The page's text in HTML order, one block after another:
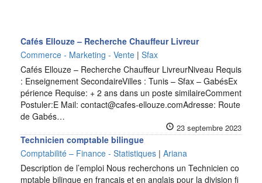
Cafés Ellouze – Recherche Chauffeur Livreur
Commerce - Marketing - Vente | Sfax
Cafés Ellouze – Recherche Chauffeur LivreurNiveau Requis
: Enseignement SecondaireVilles : Tunis – Sfax – GabésEx
périence Requise: + 2 ans dans un poste similaireComment
Postuler:E Mail: contact@cafes-ellouze.comAdresse: Route
de Gabés…
23 septembre 2023
Technicien comptable bilingue
Comptabilité – Finance - Statistiques | Ariana
Description de l’emploi Nous recherchons un Technicien co
mptable bilingue en français et en anglais pour la division fi